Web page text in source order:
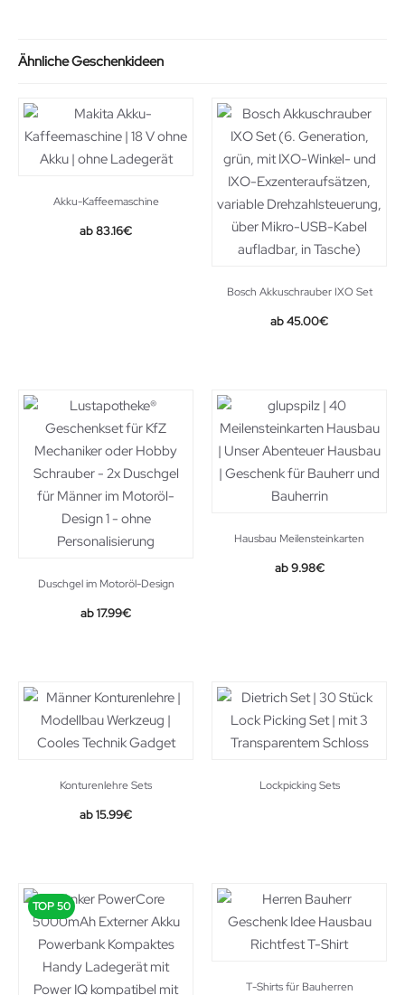
Ähnliche Geschenkideen
Akku-Kaffeemaschine
Original
83.16€Current
Bosch Akkuschrauber IXO Set
45.00€
Duschgel im Motoröl-Design
17.99€
Hausbau Meilensteinkarten
9.98€
Konturenlehre Sets
15.99€
Lockpicking Sets
TOP 50
T-Shirts für Bauherren